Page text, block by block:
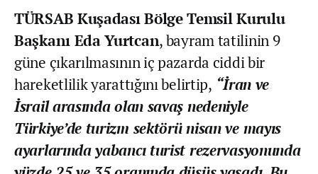
TÜRSAB Kuşadası Bölge Temsil Kurulu
Başkanı Eda Yurtcan, bayram tatilinin 9
güne çıkarılmasının iç pazarda ciddi bir
hareketlilik yarattığını belirtip, “İran ve
İsrail arasında olan savaş nedeniyle
Türkiye’de turizm sektörü nisan ve mayıs
ayarlarında yabancı turist rezervasyonunda